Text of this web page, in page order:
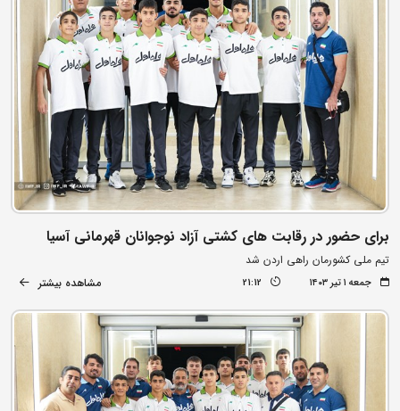
برای حضور در رقابت های کشتی آزاد نوجوانان قهرمانی آسیا
تیم ملی کشورمان راهی اردن شد
جمعه ۱ تیر ۱۴۰۳ 21:12 مشاهده بیشتر